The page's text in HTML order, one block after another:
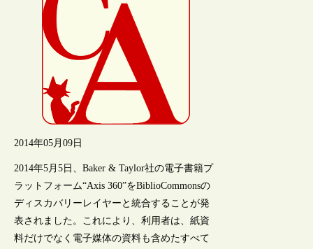
2014年05月09日
2014年5月5日、Baker & Taylor社の電子書籍プ
ラットフォーム“Axis 360”をBiblioCommonsの
ディスカバリーレイヤーと統合することが発
表されました。これにより、利用者は、紙資
料だけでなく電子媒体の資料も含めたすべて